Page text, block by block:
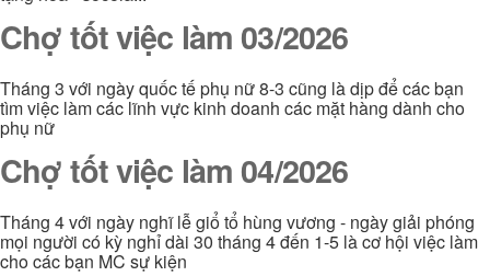
Chợ tốt việc làm 03/2026
Tháng 3 với ngày quốc tế phụ nữ 8-3 cũng là dịp để các bạn
tìm việc làm các lĩnh vực kinh doanh các mặt hàng dành cho
phụ nữ
Chợ tốt việc làm 04/2026
Tháng 4 với ngày nghĩ lễ giổ tổ hùng vương - ngày giải phóng
mọi người có kỳ nghỉ dài 30 tháng 4 đến 1-5 là cơ hội việc làm
cho các bạn MC sự kiện